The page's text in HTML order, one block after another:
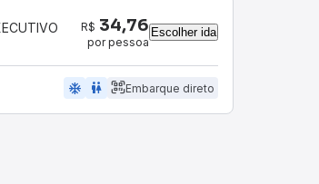
R$ 34,76
por pessoa
Escolher ida
ac_unit wc Embarque direto